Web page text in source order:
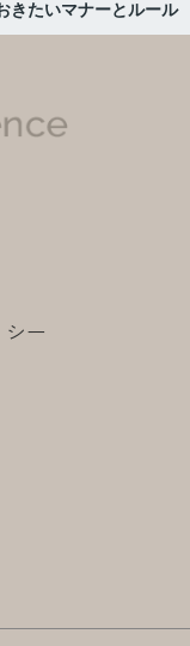
きたいマナーとルール
ー